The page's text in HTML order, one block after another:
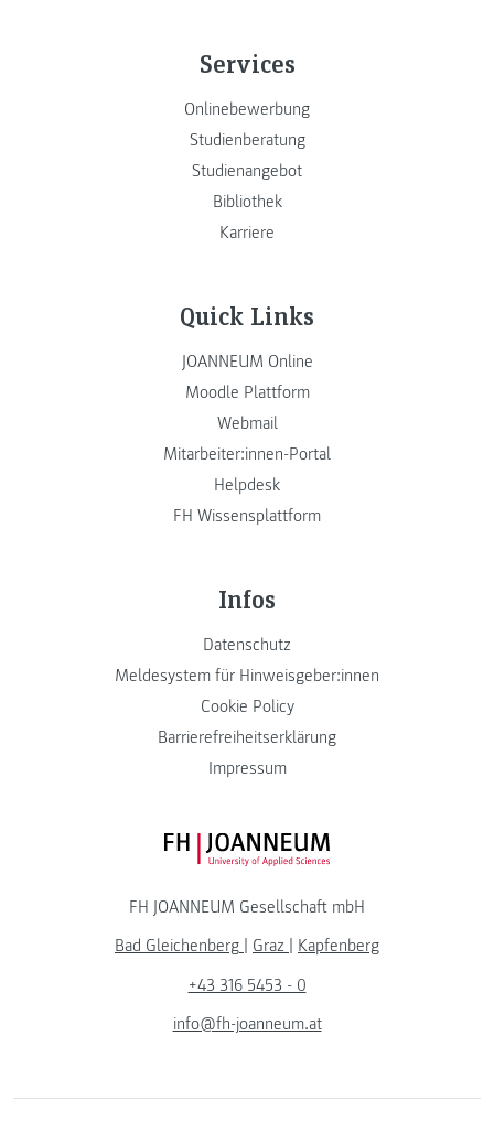
Services
Onlinebewerbung
Studienberatung
Studienangebot
Bibliothek
Karriere
Quick Links
JOANNEUM Online
Moodle Plattform
Webmail
Mitarbeiter:innen-Portal
Helpdesk
FH Wissensplattform
Infos
Datenschutz
Meldesystem für Hinweisgeber:innen
Cookie Policy
Barrierefreiheitserklärung
Impressum
FH JOANNEUM Logo
FH JOANNEUM Gesellschaft mbH
Bad Gleichenberg
Graz
Kapfenberg
+43 316 5453 - 0
info@fh-joanneum.at